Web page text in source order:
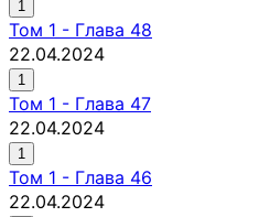
1
Том 1 - Глава 48
22.04.2024
1
Том 1 - Глава 47
22.04.2024
1
Том 1 - Глава 46
22.04.2024